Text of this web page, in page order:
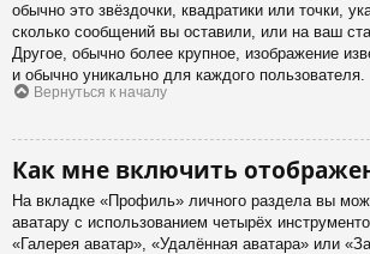
обычно это звёздочки, квадратики или точки,
сколько сообщений вы оставили, или на ваш
Другое, обычно более крупное, изображение
и обычно уникально для каждого пользователя.
Вернуться к началу
Как мне включить
На вкладке «Профиль» личного раздела вы
аватару с использованием четырёх
«Галерея аватар», «Удалённая аватара» или